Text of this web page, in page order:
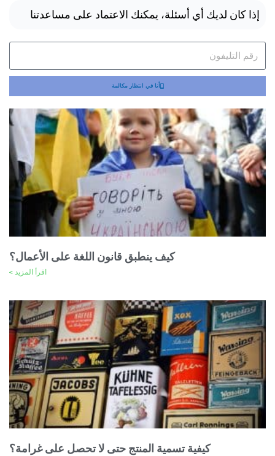
إذا كان لديك أي أسئلة، يمكنك الاعتماد على مساعدتنا
أنا في انتظار مكالمة
كيف ينطبق قانون اللغة على الأعمال؟
اقرأ المزيد >
كيفية تسمية المنتج حتى لا تحصل على غرامة؟